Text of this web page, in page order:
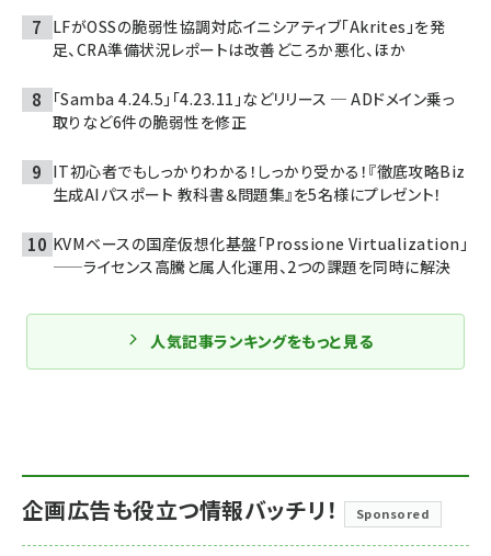
LFがOSSの脆弱性協調対応イニシアティブ「Akrites」を発
足、CRA準備状況レポートは改善どころか悪化、ほか
「Samba 4.24.5」「4.23.11」などリリース ─ ADドメイン乗っ
取りなど6件の脆弱性を修正
IT初心者でもしっかりわかる！しっかり受かる！『徹底攻略Biz
生成AIパスポート 教科書＆問題集』を5名様にプレゼント！
KVMベースの国産仮想化基盤「Prossione Virtualization」
——ライセンス高騰と属人化運用、2つの課題を同時に解決
人気記事ランキングをもっと見る
企画広告も役立つ情報バッチリ！ Sponsored